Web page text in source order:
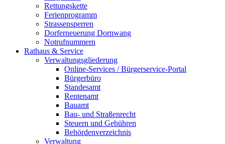
Rettungskette
Ferienprogramm
Strassensperren
Dorferneuerung Dornwang
Notrufnummern
Rathaus & Service
Verwaltungsgliederung
Online-Services / Bürgerservice-Portal
Bürgerbüro
Standesamt
Rentenamt
Bauamt
Bau- und Straßenrecht
Steuern und Gebühren
Behördenverzeichnis
Verwaltung